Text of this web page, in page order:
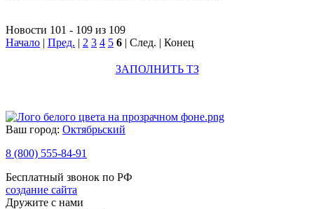
Новости 101 - 109 из 109
Начало | Пред. | 2 3 4 5 6 | След. | Конец
ЗАПОЛНИТЬ ТЗ
Ваш город: Октябрьский
8 (800) 555-84-91
Бесплатный звонок по РФ
создание сайта
Дружите с нами